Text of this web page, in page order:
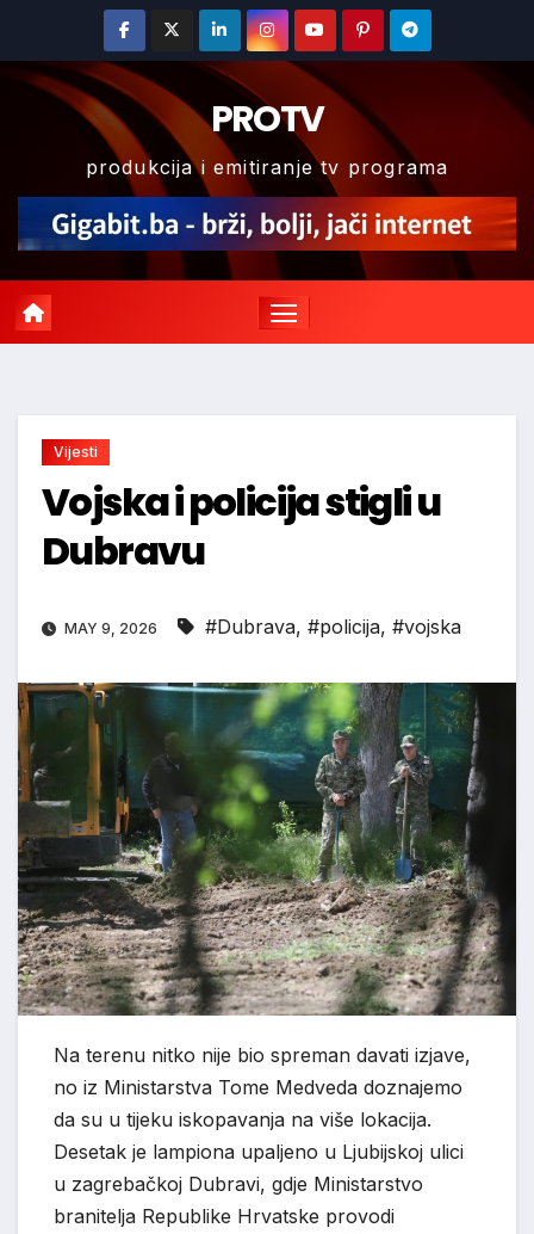
content
PROTV
produkcija i emitiranje tv programa
Vijesti
Vojska i policija stigli u
Dubravu
MAY 9, 2026 #Dubrava, #policija, #vojska
Na terenu nitko nije bio spreman davati izjave,
no iz Ministarstva Tome Medveda doznajemo
da su u tijeku iskopavanja na više lokacija.
Desetak je lampiona upaljeno u Ljubijskoj ulici
u zagrebačkoj Dubravi, gdje Ministarstvo
branitelja Republike Hrvatske provodi